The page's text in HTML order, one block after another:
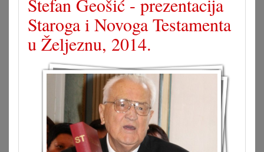
Štefan Geošić - prezentacija
Staroga i Novoga Testamenta
u Željeznu, 2014.